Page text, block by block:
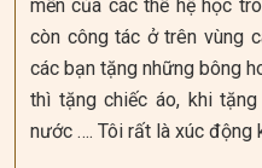
mến của các thế hệ học
còn công tác ở trên vùng
các bạn tặng những bông
thì tặng chiếc áo, khi
nước …. Tôi rất là xúc động